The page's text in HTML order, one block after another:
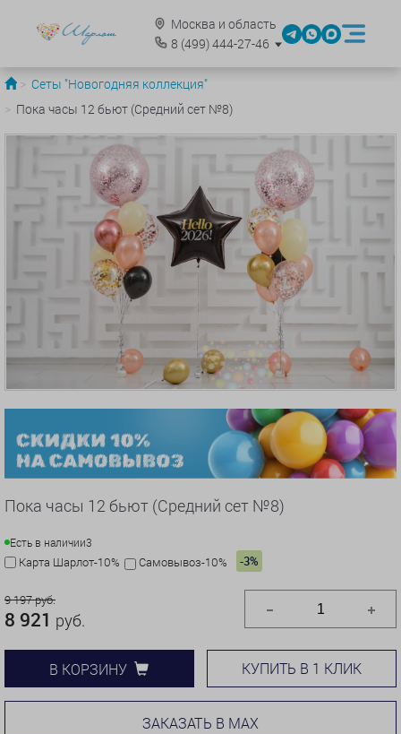
Москва и область
8 (499)444-27-46
Сеты "Новогодняя коллекция"
Пока часы 12 бьют (Средний сет №8)
Пока часы 12 бьют (Средний сет №8)
Есть в наличии3
Карта Шарлот-10% Самовывоз-10% -3%
9 197 руб.
8 921 руб.
В КОРЗИНУ КУПИТЬ В 1 КЛИК
ЗАКАЗАТЬ В MAX